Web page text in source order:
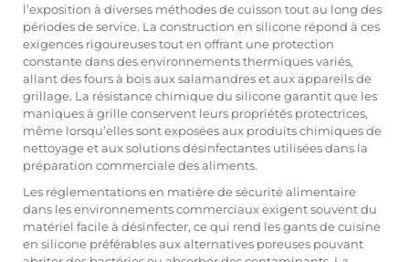
l’exposition à diverses méthodes de cuisson tout au long des
périodes de service. La construction en silicone répond à ces
exigences rigoureuses tout en offrant une protection
constante dans des environnements thermiques variés,
allant des fours à bois aux salamandres et aux appareils de
grillage. La résistance chimique du silicone garantit que les
maniques à grille conservent leurs propriétés protectrices,
même lorsqu’elles sont exposées aux produits chimiques de
nettoyage et aux solutions désinfectantes utilisées dans la
préparation commerciale des aliments.
Les réglementations en matière de sécurité alimentaire
dans les environnements commerciaux exigent souvent du
matériel facile à désinfecter, ce qui rend les gants de cuisine
en silicone préférables aux alternatives poreuses pouvant